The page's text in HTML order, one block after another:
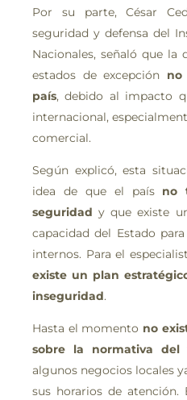
Por su parte, César
seguridad y defensa del
Nacionales, señaló que la
estados de excepción no
país, debido al impacto
internacional,
comercial.
Según explicó, esta
idea de que el país no
seguridad y que existe
capacidad del Estado
internos. Para el
existe un plan
inseguridad.
Hasta el momento no
sobre la normativa
algunos negocios locales
sus horarios de atención.